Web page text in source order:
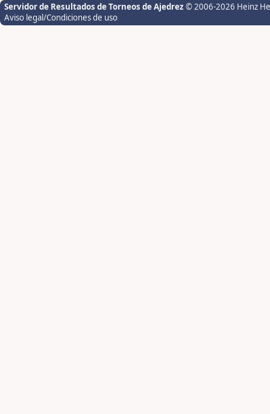
Servidor de Resultados de Torneos de Ajedrez © 2006-2026 Heinz
Aviso legal/Condiciones de uso